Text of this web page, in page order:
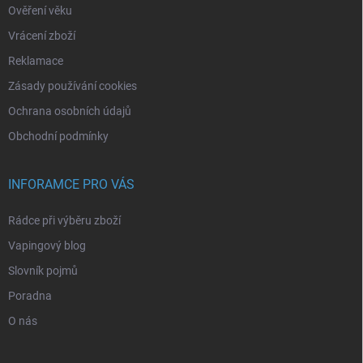
Ověření věku
Vrácení zboží
Reklamace
Zásady používání cookies
Ochrana osobních údajů
Obchodní podmínky
INFORAMCE PRO VÁS
Rádce při výběru zboží
Vapingový blog
Slovník pojmů
Poradna
O nás